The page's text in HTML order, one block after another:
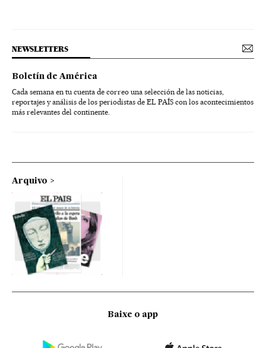
NEWSLETTERS
Boletín de América
Cada semana en tu cuenta de correo una selección de las noticias,
reportajes y análisis de los periodistas de EL PAÍS con los acontecimientos
más relevantes del continente.
Arquivo
Baixe o app